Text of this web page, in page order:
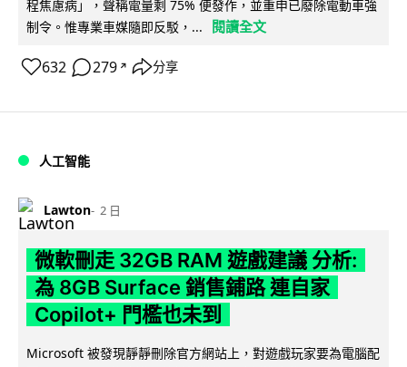
程焦慮病」，聲稱電量剩 75% 便發作，並重申已廢除電動車強
制令。惟專業車媒隨即反駁，...
閱讀全文
632 279 ↗ 分享
人工智能
Lawton 2 日
微軟刪走 32GB RAM 遊戲建議 分析:
為 8GB Surface 銷售鋪路 連自家
Copilot+ 門檻也未到
Microsoft 被發現靜靜刪除官方網站上，對遊戲玩家要為電腦配